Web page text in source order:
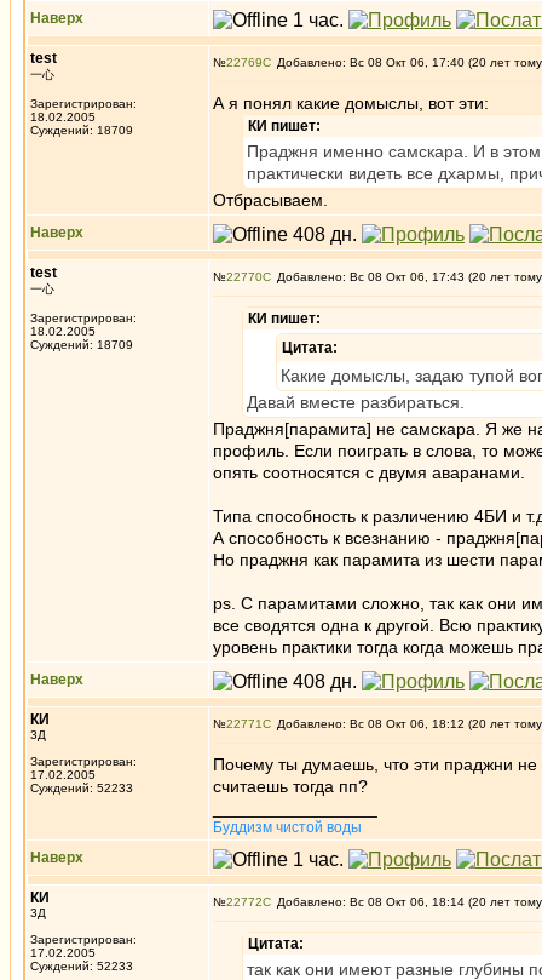
Наверх
test
一心
Зарегистрирован:
18.02.2005
Суждений: 18709
№22769 Добавлено: Вс 08 Окт 06, 17:40 (20 лет
А я понял какие домыслы, вот эти:
КИ пишет:
Праджня именно самскара. И в этом
практически видеть все дхармы,
Отбрасываем.
Наверх
test
一心
Зарегистрирован:
18.02.2005
Суждений: 18709
№22770 Добавлено: Вс 08 Окт 06, 17:43 (20 лет
КИ пишет:
Цитата:
Какие домыслы, задаю тупой
Давай вместе разбираться.
Праджня[парамита] не самскара. Я же
профиль. Если поиграть в слова, то
опять соотносятся с двумя аваранами.
Типа способность к различению 4БИ и
А способность к всезнанию -
Но праджня как парамита из шести
ps. С парамитами сложно, так как они
все сводятся одна к другой. Всю
уровень практики тогда когда можешь
Наверх
КИ
3Д
Зарегистрирован:
17.02.2005
Суждений: 52233
№22771 Добавлено: Вс 08 Окт 06, 18:12 (20 лет
Почему ты думаешь, что эти праджни
считаешь тогда пп?
Буддизм чистой воды
Наверх
КИ
3Д
Зарегистрирован:
17.02.2005
Суждений: 52233
№22772 Добавлено: Вс 08 Окт 06, 18:14 (20 лет
Цитата:
так как они имеют разные глубины